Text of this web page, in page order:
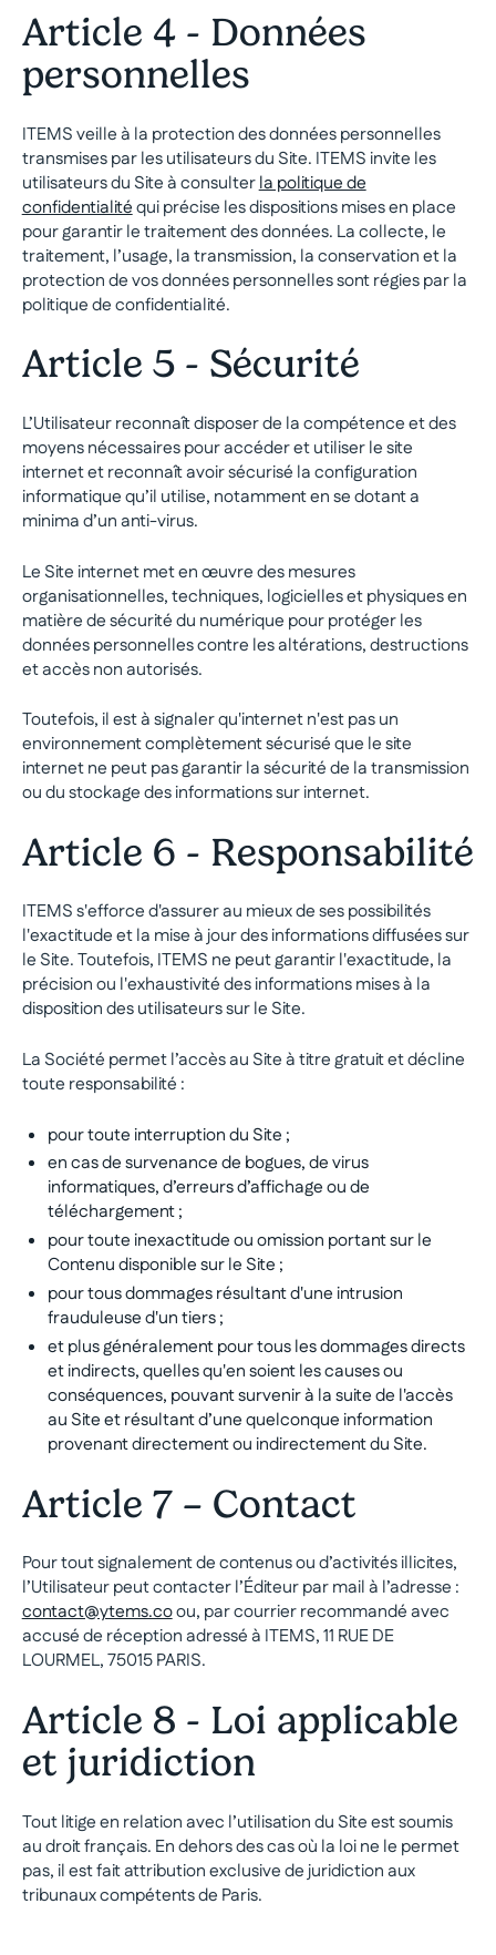
Article 4 - Données
personnelles
ITEMS veille à la protection des données personnelles
transmises par les utilisateurs du Site. ITEMS invite les
utilisateurs du Site à consulterla politique de
confidentialitéqui précise les dispositions mises en place
pour garantir le traitement des données. La collecte, le
traitement, l’usage, la transmission, la conservation et la
protection de vos données personnelles sont régies par la
politique de confidentialité.
Article 5 - Sécurité
L’Utilisateur reconnaît disposer de la compétence et des
moyens nécessaires pour accéder et utiliser le site
internet et reconnaît avoir sécurisé la configuration
informatique qu’il utilise, notamment en se dotant a
minima d’un anti-virus.
Le Site internet met en œuvre des mesures
organisationnelles, techniques, logicielles et physiques en
matière de sécurité du numérique pour protéger les
données personnelles contre les altérations, destructions
et accès non autorisés.
Toutefois, il est à signaler qu'internet n'est pas un
environnement complètement sécurisé que le site
internet ne peut pas garantir la sécurité de la transmission
ou du stockage des informations sur internet.
Article 6 - Responsabilité
ITEMS s'efforce d'assurer au mieux de ses possibilités
l'exactitude et la mise à jour des informations diffusées sur
le Site. Toutefois, ITEMS ne peut garantir l'exactitude, la
précision ou l'exhaustivité des informations mises à la
disposition des utilisateurs sur le Site.
La Société permet l’accès au Site à titre gratuit et décline
toute responsabilité :
pour toute interruption du Site ;
en cas de survenance de bogues, de virus
informatiques, d’erreurs d’affichage ou de
téléchargement ;
pour toute inexactitude ou omission portant sur le
Contenu disponible sur le Site ;
pour tous dommages résultant d'une intrusion
frauduleuse d'un tiers ;
et plus généralement pour tous les dommages directs
et indirects, quelles qu'en soient les causes ou
conséquences, pouvant survenir à la suite de l'accès
au Site et résultant d’une quelconque information
provenant directement ou indirectement du Site.
Article 7 – Contact
Pour tout signalement de contenus ou d’activités illicites,
l’Utilisateur peut contacter l’Éditeur par mail à l’adresse :
contact@ytems.coou, par courrier recommandé avec
accusé de réception adressé à ITEMS, 11 RUE DE
LOURMEL, 75015 PARIS.
Article 8 - Loi applicable
et juridiction
Tout litige en relation avec l’utilisation du Site est soumis
au droit français. En dehors des cas où la loi ne le permet
pas, il est fait attribution exclusive de juridiction aux
tribunaux compétents de Paris.